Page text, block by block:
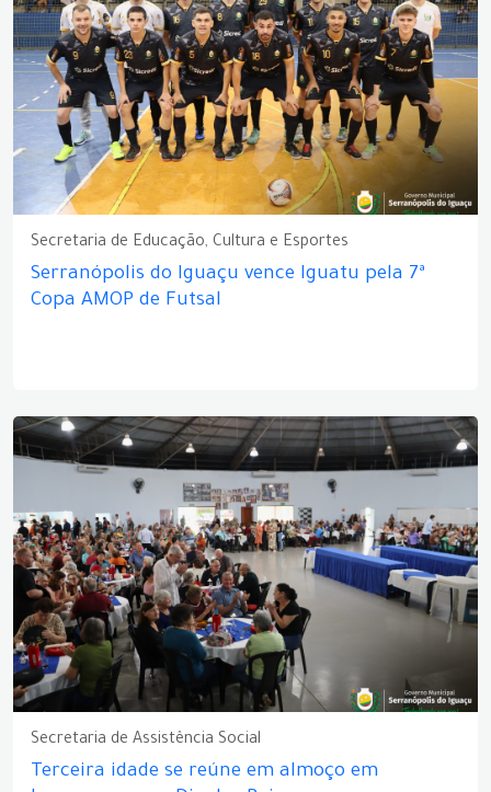
Secretaria de Educação, Cultura e Esportes
Serranópolis do Iguaçu vence Iguatu pela 7ª
Copa AMOP de Futsal
Secretaria de Assistência Social
Terceira idade se reúne em almoço em